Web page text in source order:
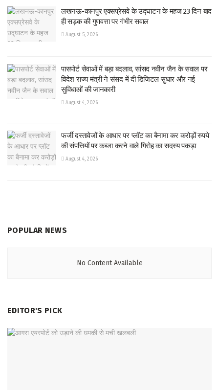
लखनऊ-कानपुर एक्सप्रेसवे के उद्घाटन के महज 23 दिन बाद
ही सड़क की गुणवत्ता पर गंभीर सवाल
August 5, 2026
पासपोर्ट सेवाओं में बड़ा बदलाव, सांसद नवीन जैन के सवाल पर
विदेश राज्य मंत्री ने संसद में दी डिजिटल सुधार और नई
सुविधाओं की जानकारी
August 4, 2026
फर्जी दस्तावेजों के आधार पर प्लॉट का बैनामा कर करोड़ों रुपये
की संपत्तियों पर कब्जा करने वाले गिरोह का सदस्य पकड़ा
August 4, 2026
POPULAR NEWS
No Content Available
EDITOR'S PICK